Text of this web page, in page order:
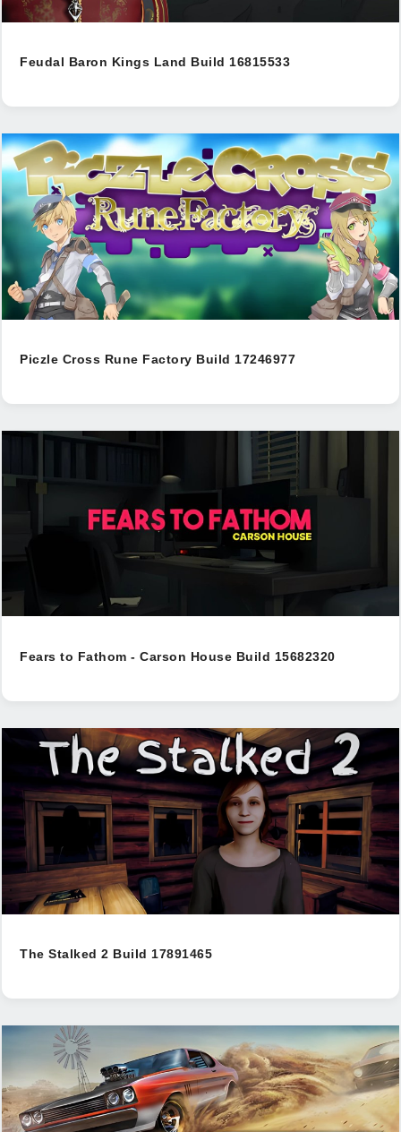
Feudal Baron Kings Land Build 16815533
Piczle Cross Rune Factory Build 17246977
Fears to Fathom - Carson House Build 15682320
The Stalked 2 Build 17891465